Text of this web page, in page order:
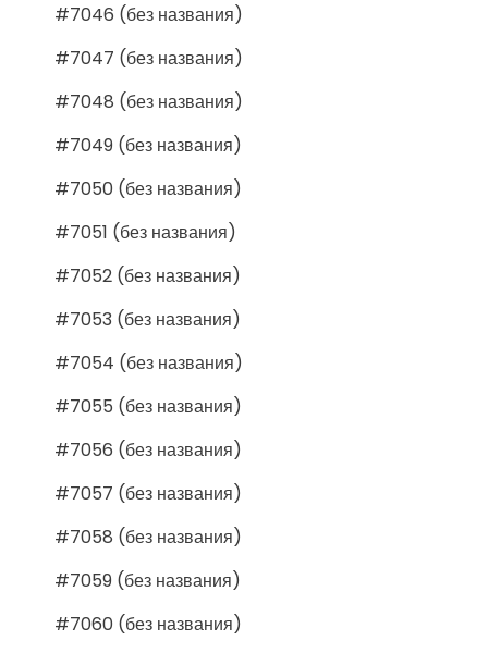
#7046 (без названия)
#7047 (без названия)
#7048 (без названия)
#7049 (без названия)
#7050 (без названия)
#7051 (без названия)
#7052 (без названия)
#7053 (без названия)
#7054 (без названия)
#7055 (без названия)
#7056 (без названия)
#7057 (без названия)
#7058 (без названия)
#7059 (без названия)
#7060 (без названия)